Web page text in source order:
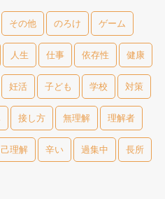
その他 のろけ ゲーム
人生 仕事 依存性 健康
妊活 子ども 学校 対策
接し方 無理解 理解者
理解 辛い 過集中 長所